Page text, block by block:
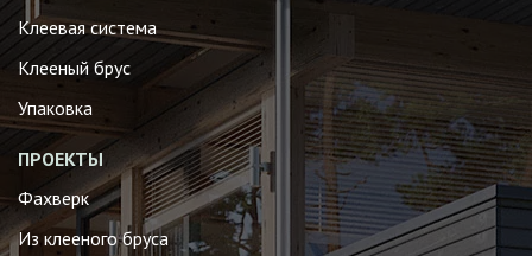
Клеевая система
Клееный брус
Упаковка
ПРОЕКТЫ
Фахверк
Из клееного бруса